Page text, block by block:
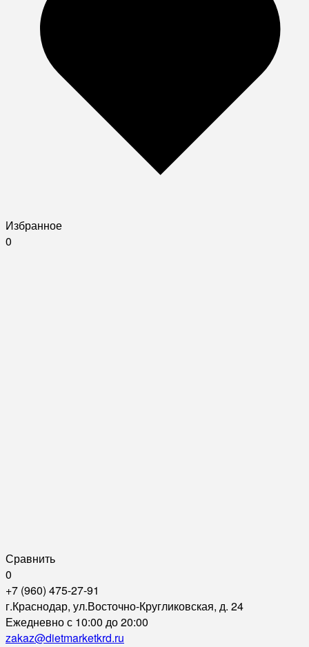
Избранное
0
Сравнить
0
+7 (960) 475-27-91
г.Краснодар, ул.Восточно-Кругликовская, д. 24
Ежедневно с 10:00 до 20:00
zakaz@dietmarketkrd.ru